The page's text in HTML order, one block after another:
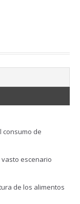
consumo de
escenario
de los alimentos